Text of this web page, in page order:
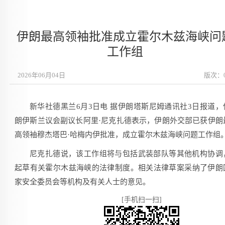
伊朗最高领袖批准成立霍尔木兹海峡问
工作组
版次：
2026年06月04日
新华社德黑兰6月3日电 据伊朗塔斯尼姆通讯社3日报道，
朗伊斯兰议会副议长阿里·尼克扎德表示，伊朗外交部已获伊朗
高领袖穆杰塔巴·哈梅内伊批准，成立霍尔木兹海峡问题工作组。
尼克扎德说，该工作组将与包括武装部队等其他机构协调
起草有关霍尔木兹海峡的法律制度。相关法律草案采纳了伊朗
家安全委员会等机构及有关人士的意见。
[手机扫一扫]